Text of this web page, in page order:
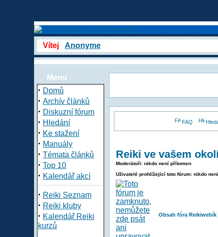
Vítej Anonyme
Menu
· Domů
· Archív článků
· Diskuzní fórum
· Hledání
· Ke stažení
· Manuály
· Témata článků
· Top 10
· Kalendář akcí
· Reiki Seznam
· Reiki kluby
· Kalendář Reiki
kurzů
FAQ
Reiki ve vašem
Moderátoři: nikdo není přítomen
Uživatelé prohlížející toto fórum: nikdo
Obsah fóra Reikiwebík